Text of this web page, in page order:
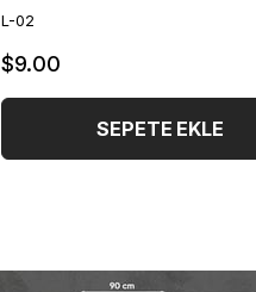
L-02
$9.00
SEPETE EKLE